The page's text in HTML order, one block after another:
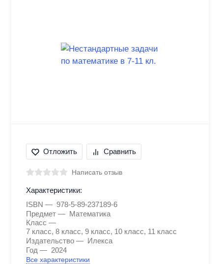
Отложить Сравнить
Написать отзыв
Характеристики:
ISBN
978-5-89-237189-6
Предмет
Математика
Класс
7 класс, 8 класс, 9 класс, 10 класс, 11 класс
Издательство
Илекса
Год
2024
Все характеристики